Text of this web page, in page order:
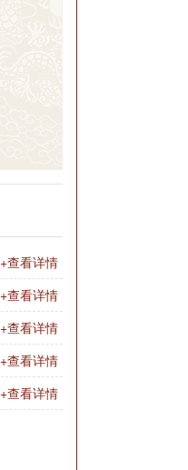
+查看详情
+查看详情
+查看详情
+查看详情
+查看详情